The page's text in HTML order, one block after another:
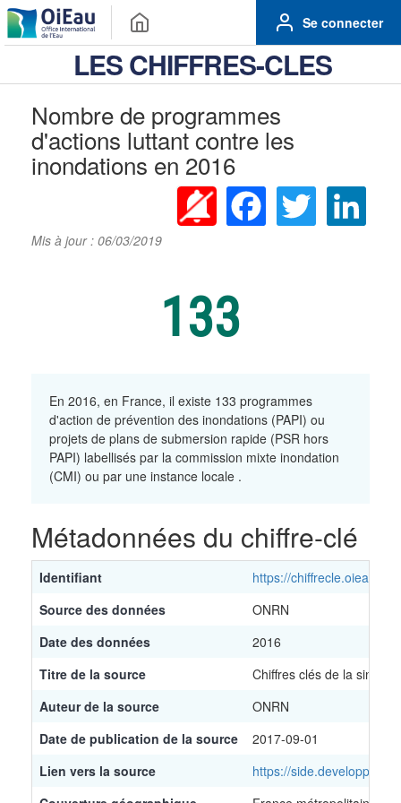
Se connecter
LES CHIFFRES-CLES
Nombre de programmes
d'actions luttant contre les
inondations en 2016
Facebook Twitter
Mis à jour : 06/03/2019
133
En 2016, en France, il existe 133 programmes
d'action de prévention des inondations (PAPI) ou
projets de plans de submersion rapide (PSR hors
PAPI) labellisés par la commission mixte inondation
(CMI) ou par une instance locale .
Métadonnées du chiffre-clé
Identifiant
https://chiffrecle.oieau.fr/
Source des données
ONRN
Date des données
2016
Titre de la source
Chiffres clés de la
Auteur de la source
ONRN
Date de publication de la source
2017-09-01
Lien vers la source
https://